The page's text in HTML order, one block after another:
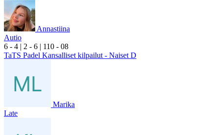
Annastiina
Autio
6 - 4 | 2 - 6 | 110 - 08
TaTS Padel Kansalliset kilpailut - Naiset D
Marika
Late